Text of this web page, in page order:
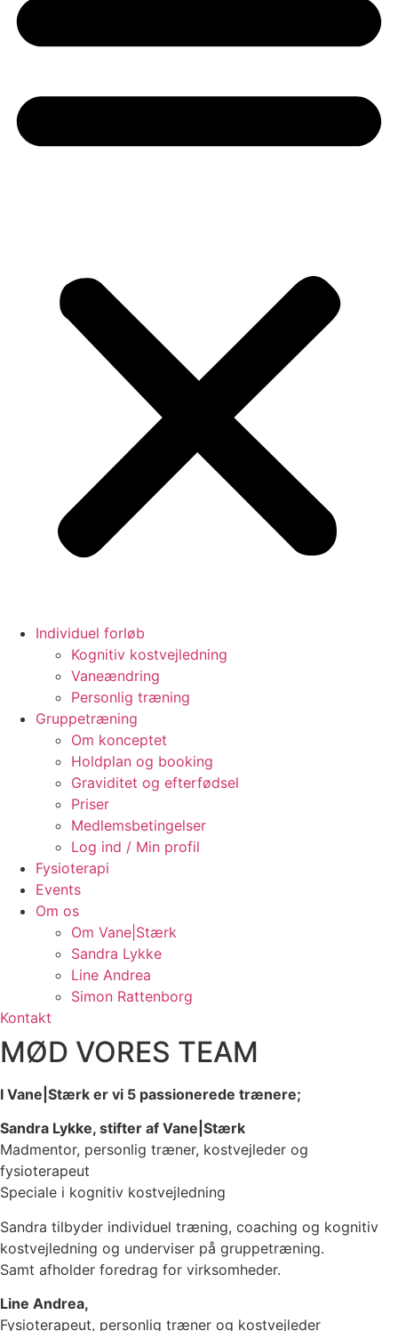
Individuel forløb
Kognitiv kostvejledning
Vaneændring
Personlig træning
Gruppetræning
Om konceptet
Holdplan og booking
Graviditet og efterfødsel
Priser
Medlemsbetingelser
Log ind / Min profil
Fysioterapi
Events
Om os
Om Vane|Stærk
Sandra Lykke
Line Andrea
Simon Rattenborg
Kontakt
MØD VORES TEAM
I Vane|Stærk er vi 5 passionerede trænere;
Sandra Lykke, stifter af Vane|Stærk
Madmentor, personlig træner, kostvejleder og
fysioterapeut
Speciale i kognitiv kostvejledning
Sandra tilbyder individuel træning, coaching og kognitiv
kostvejledning og underviser på gruppetræning.
Samt afholder foredrag for virksomheder.
Line Andrea,
Fysioterapeut, personlig træner og kostvejleder